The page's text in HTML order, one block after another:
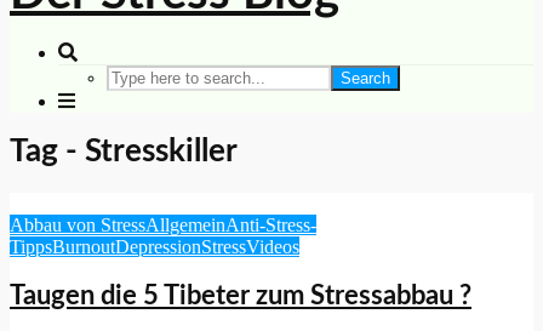
Search
Tag - Stresskiller
Abbau von StressAllgemeinAnti-Stress-
TippsBurnoutDepressionStressVideos
Taugen die 5 Tibeter zum Stressabbau ?